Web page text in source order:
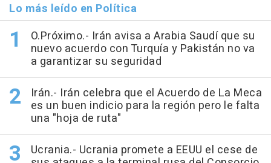
Lo más leído en Política
O.Próximo.- Irán avisa a Arabia Saudí que su
nuevo acuerdo con Turquía y Pakistán no va
a garantizar su seguridad
Irán.- Irán celebra que el Acuerdo de La Meca
es un buen indicio para la región pero le falta
una "hoja de ruta"
Ucrania.- Ucrania promete a EEUU el cese de